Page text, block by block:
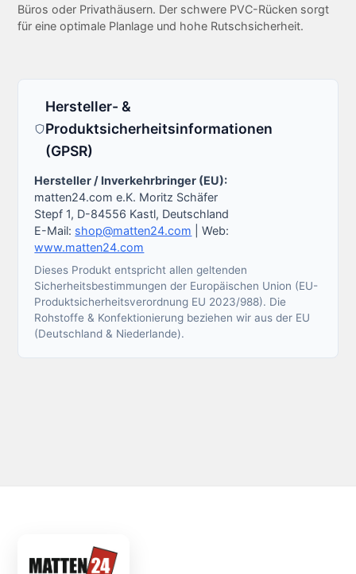
Büros oder Privathäusern. Der schwere PVC-Rücken sorgt
für eine optimale Planlage und hohe Rutschsicherheit.
Hersteller- &
Produktsicherheitsinformationen
(GPSR)
Hersteller / Inverkehrbringer (EU):
matten24.com e.K. Moritz Schäfer
Stepf 1, D-84556 Kastl, Deutschland
E-Mail: shop@matten24.com | Web:
www.matten24.com
Dieses Produkt entspricht allen geltenden
Sicherheitsbestimmungen der Europäischen Union (EU-
Produktsicherheitsverordnung EU 2023/988). Die
Rohstoffe & Konfektionierung beziehen wir aus der EU
(Deutschland & Niederlande).